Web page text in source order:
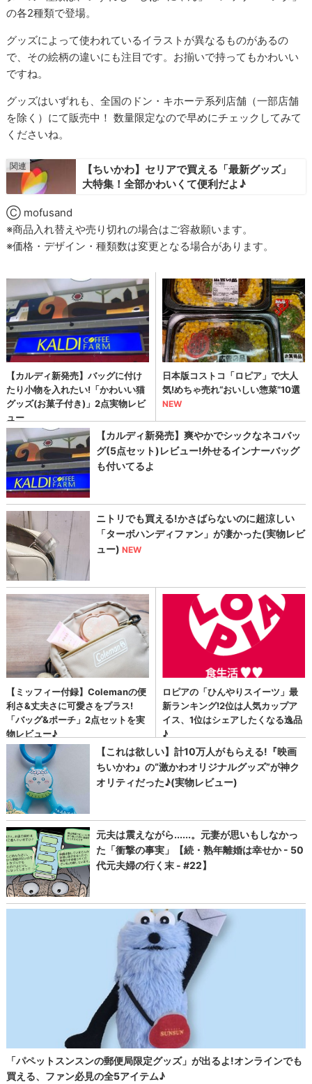
の各2種類で登場。
グッズによって使われているイラストが異なるものがあるの
で、その絵柄の違いにも注目です。お揃いで持ってもかわいい
ですね。
グッズはいずれも、全国のドン・キホーテ系列店舗（一部店舗
を除く）にて販売中！ 数量限定なので早めにチェックしてみて
くださいね。
【ちいかわ】セリアで買える「最新グッズ」
大特集！全部かわいくて便利だよ♪
Ⓒ mofusand
※商品入れ替えや売り切れの場合はご容赦願います。
※価格・デザイン・種類数は変更となる場合があります。